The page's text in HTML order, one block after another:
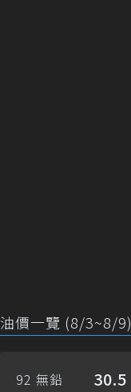
油價一覽 (8/3~8/9)
92 無鉛 30.5